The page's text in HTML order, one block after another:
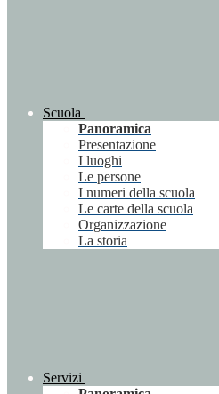
Scuola
Panoramica
Presentazione
I luoghi
Le persone
I numeri della scuola
Le carte della scuola
Organizzazione
La storia
Servizi